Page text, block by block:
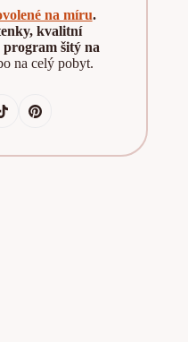
na míru.
kvalitní
program šitý na
na celý pobyt.